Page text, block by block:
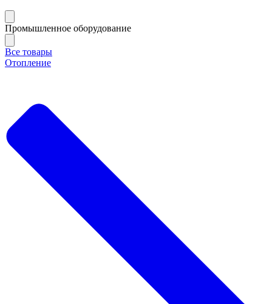
Промышленное оборудование
Все товары
Отопление